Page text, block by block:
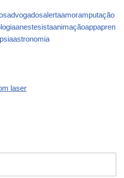
advogadosalertaamoramputação
anestesistaanimaçãoappapren
astronomia
laser